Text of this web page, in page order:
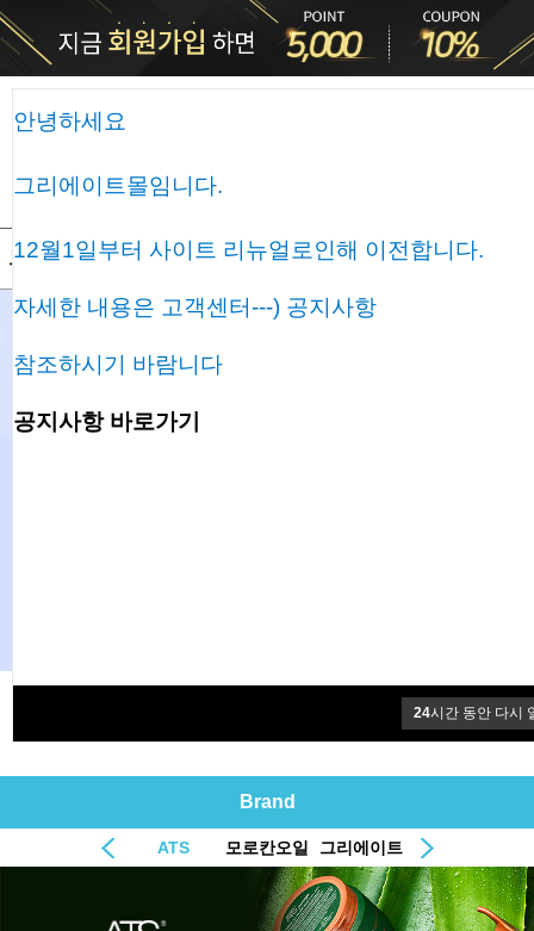
안녕하세요
그리에이트몰임니다.
12월1일부터 사이트 리뉴얼로인해 이전합니다.
자세한 내용은 고객센터---) 공지사항
참조하시기 바람니다
공지사항 바로가기
24시간 동안 다시
미용회원전용
브랜드 제품타입별 이벤트 제품정보&팁 지사안내/AS
Brand
ATS 모로칸오일 그리에이트